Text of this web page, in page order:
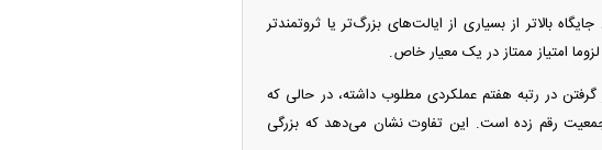
بالاتر از بسیاری از ایالت‌های بزرگ‌تر یا ثروتمندتر
امتیاز ممتاز در یک معیار خاص.
گرفتن در رتبه هفتم عملکردی مطلوب داشته، در حالی‌ که
پرجمعیت رقم زده است. این تفاوت نشان می‌دهد که بزرگی